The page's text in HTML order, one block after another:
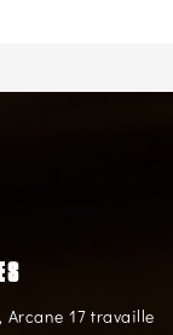
Arcane 17 travaille